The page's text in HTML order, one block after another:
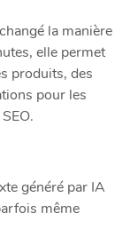
la manière
elle permet
produits, des
pour les
généré par IA
même